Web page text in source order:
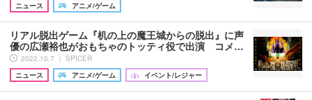
ニュース
アニメ/ゲーム
リアル脱出ゲーム『机の上の魔王城からの脱出』に声
優の広瀬裕也がおもちゃのトッティ役で出演 コメ…
2022.10.7 ｜ SPICER
ニュース
アニメ/ゲーム イベント/レジャー